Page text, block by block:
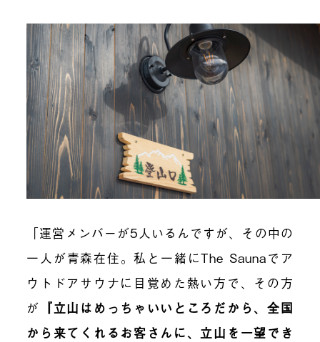
「運営メンバーが5人いるんですが、その中の
一人が青森在住。私と一緒にThe Saunaでア
ウトドアサウナに目覚めた熱い方で、その方
が 『立山はめっちゃいいところだから、全国
から来てくれるお客さんに、立山を一望でき